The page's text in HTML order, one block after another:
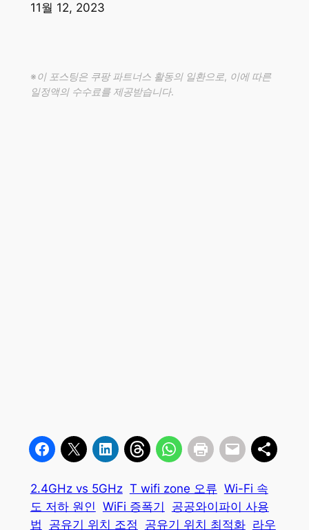
일자
11월 12, 2023
※이 포스팅은 쿠팡 파트너스 활동의 일환으로, 이에 따른
일정액의 수수료를 제공받습니다.
2.4GHz vs 5GHz T wifi zone 오류 Wi-Fi 속
도 저하 원인 WiFi 증폭기
공공와이파이 사용
법
공유기 위치 조정 공유기 위치 최적화 라우